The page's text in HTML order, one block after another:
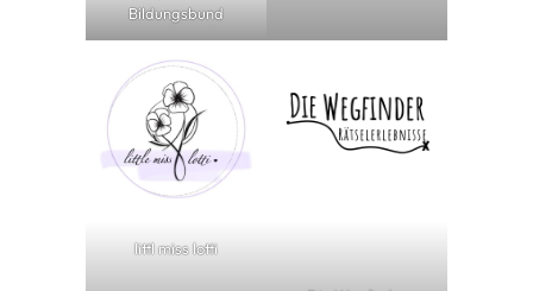
Bildungsbund
littl miss lotti